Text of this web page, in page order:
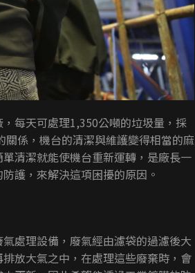
每天可處理1,350公噸的垃圾量，採
係，機台的清潔與維護變得相當的麻
清潔就能使機台重新運轉，是廠長一
護，來解決這項困擾的原因。
處理設備，廢氣經由濾袋的過濾後大
放大氣之中，在處理這些廢棄時，會